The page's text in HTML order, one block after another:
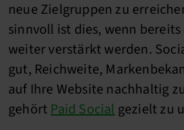
neue Zielgruppen zu
sinnvoll ist dies, wenn
weiter verstärkt werden.
gut, Reichweite,
auf Ihre Website nachhaltig
gehörtPaid Socialgezielt zu